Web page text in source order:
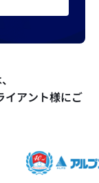
イアント様にご